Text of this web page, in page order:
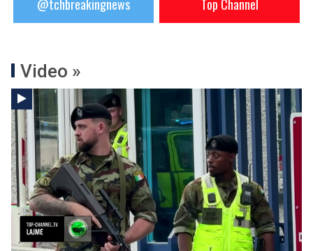
@tchbreakingnews Top Channel
Video »